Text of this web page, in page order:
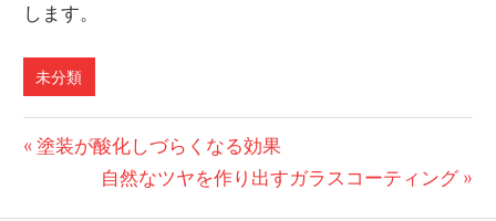
します。
未分類
投
前
塗装が酸化しづらくなる効果
次
自然なツヤを作り出すガラスコーティング